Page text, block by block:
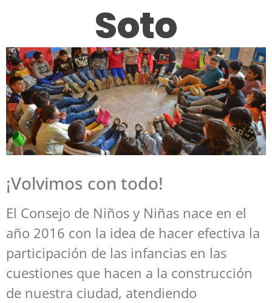
Soto
¡Volvimos con todo!
El Consejo de Niños y Niñas nace en el
año 2016 con la idea de hacer efectiva la
participación de las infancias en las
cuestiones que hacen a la construcción
de nuestra ciudad, atendiendo